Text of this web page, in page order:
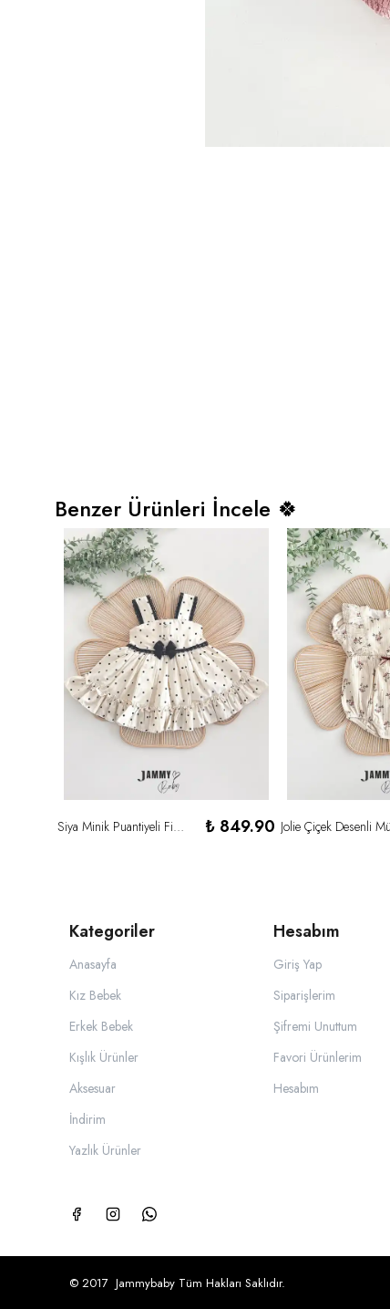
Benzer Ürünleri İncele 🍀
Siya Minik Puantiyeli Fiyonk Detaylı Elbise-KREM ₺ 849.90
Kategoriler
Anasayfa
Kız Bebek
Erkek Bebek
Kışlık Ürünler
Aksesuar
İndirim
Yazlık Ürünler
Hesabım
Giriş Yap
Siparişlerim
Şifremi Unuttum
Favori Ürünlerim
Hesabım
© 2017 Jammybaby Tüm Hakları Saklıdır.